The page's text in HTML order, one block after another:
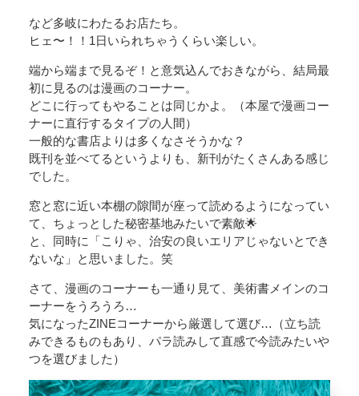
など多岐にわたるお店たち。
ヒェ〜！！1日いられちゃうくらい楽しい。
端から端まで見るぞ！と意気込んでおきながら、結局最
初に見るのは漫画のコーナー。
どこに行ってもやることは同じかよ。（本屋で漫画コー
ナーに直行するタイプの人間）
一般的な書店よりは多くなさそうかな？
既刊を並べてるというよりも、新刊がたくさんある感じ
でした。
窓と窓に近い本棚の隙間が座って読めるようになってい
て、ちょっとした秘密基地みたいで素敵🌟
と、同時に「こりゃ、治安の良いエリアじゃないとでき
ないな」と思いました。笑
さて、漫画のコーナーも一通り見て、美術書メインのコ
ーナーをうろうろ…
気になったZINEコーナーから厳選して選び…（立ち読
みできるものもあり、パラ読みして直感で今読みたいや
つを選びました）